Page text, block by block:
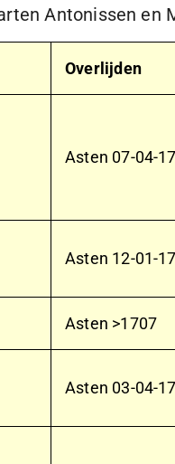
Antonissen en
Overlijden
Asten 07-04-
Asten 12-01-
Asten >1707
Asten 03-04-